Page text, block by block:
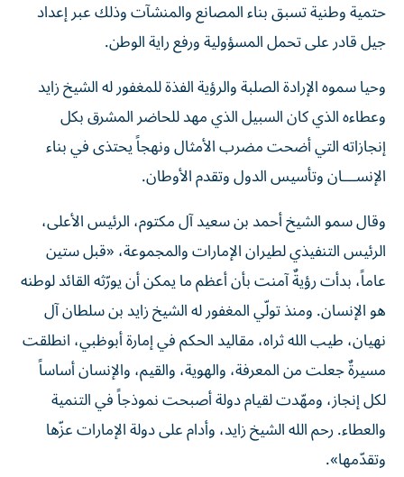
حتمية وطنية تسبق بناء المصانع والمنشآت وذلك عبر إعداد
جيل قادر على تحمل المسؤولية ورفع راية الوطن.
وحيا سموه الإرادة الصلبة والرؤية الفذة للمغفور له الشيخ زايد
وعطاءه الذي كان السبيل الذي مهد للحاضر المشرق بكل
إنجازاته التي أضحت مضرب الأمثال ونهجاً يحتذى في بناء
الإنســـان وتأسيس الدول وتقدم الأوطان.
وقال سمو الشيخ أحمد بن سعيد آل مكتوم، الرئيس الأعلى،
الرئيس التنفيذي لطيران الإمارات والمجموعة، «قبل ستين
عاماً، بدأت رؤيةٌ آمنت بأن أعظم ما يمكن أن يورّثه القائد لوطنه
هو الإنسان. ومنذ تولّي المغفور له الشيخ زايد بن سلطان آل
نهيان، طيب الله ثراه، مقاليد الحكم في إمارة أبوظبي، انطلقت
مسيرةٌ جعلت من المعرفة، والهوية، والقيم، والإنسان أساساً
لكل إنجاز، ومهّدت لقيام دولة أصبحت نموذجاً في التنمية
والعطاء. رحم الله الشيخ زايد، وأدام على دولة الإمارات عزّها
وتقدّمها».